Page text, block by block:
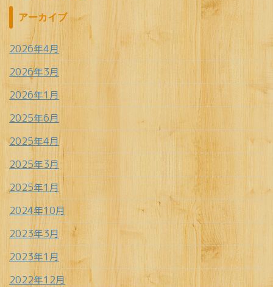
アーカイブ
2026年4月
2026年3月
2026年1月
2025年6月
2025年4月
2025年3月
2025年1月
2024年10月
2023年3月
2023年1月
2022年12月